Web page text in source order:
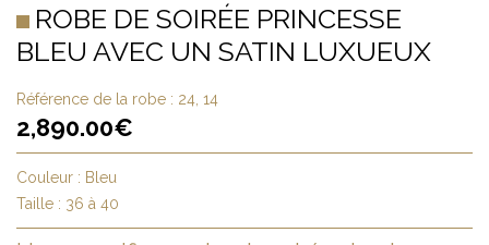
ROBE DE SOIRÉE PRINCESSE
BLEU AVEC UN SATIN LUXUEUX
Référence de la robe : 24, 14
2,890.00€
Couleur : Bleu
Taille : 36 à 40